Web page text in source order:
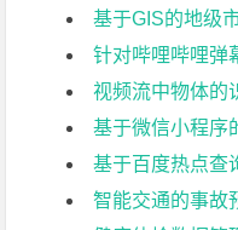
基于GIS的地级市气
针对哔哩哔哩弹幕网的
视频流中物体的
基于微信小程序
基于百度热点查
智能交通的事故